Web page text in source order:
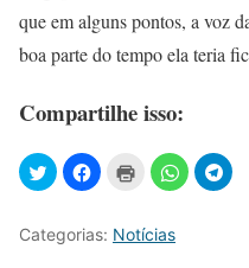
que em alguns pontos, a voz
boa parte do tempo ela teria
Compartilhe isso:
Categorias: Notícias